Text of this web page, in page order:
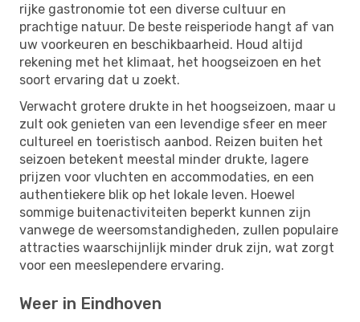
rijke gastronomie tot een diverse cultuur en
prachtige natuur. De beste reisperiode hangt af van
uw voorkeuren en beschikbaarheid. Houd altijd
rekening met het klimaat, het hoogseizoen en het
soort ervaring dat u zoekt.
Verwacht grotere drukte in het hoogseizoen, maar u
zult ook genieten van een levendige sfeer en meer
cultureel en toeristisch aanbod. Reizen buiten het
seizoen betekent meestal minder drukte, lagere
prijzen voor vluchten en accommodaties, en een
authentiekere blik op het lokale leven. Hoewel
sommige buitenactiviteiten beperkt kunnen zijn
vanwege de weersomstandigheden, zullen populaire
attracties waarschijnlijk minder druk zijn, wat zorgt
voor een meeslependere ervaring.
Weer in Eindhoven